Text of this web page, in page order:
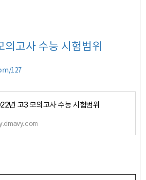
고사 수능 시험범위
127
년 고3 모의고사 수능 시험범위